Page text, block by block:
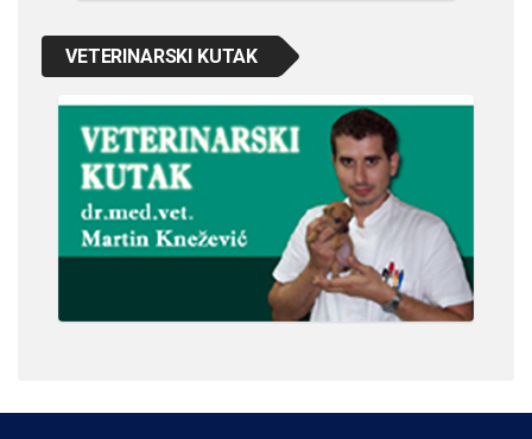
VETERINARSKI KUTAK